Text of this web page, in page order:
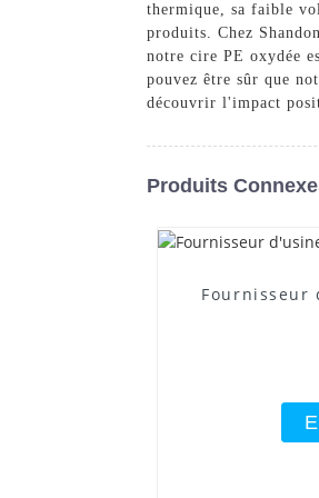
thermique, sa faible
produits. Chez
notre cire PE oxydée
pouvez être sûr que
découvrir l'impact
Produits
Fournisseur